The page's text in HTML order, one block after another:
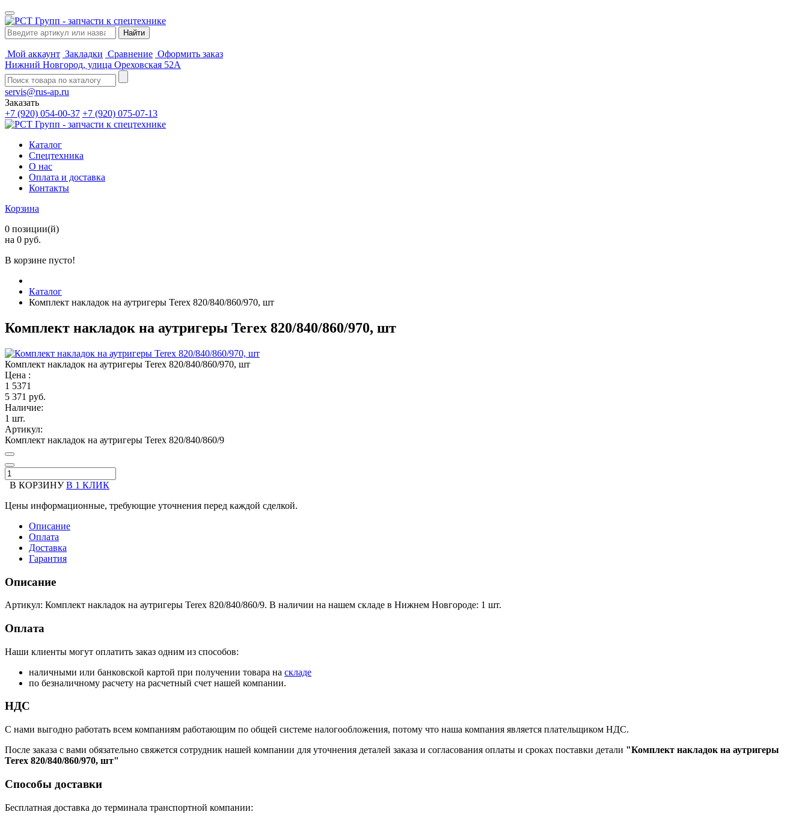
Мой аккаунт Закладки Сравнение Оформить заказ
Нижний Новгород, улица Ореховская 52А
servis@rus-ap.ru
Заказать
+7 (920) 054-00-37 +7 (920) 075-07-13
Каталог
Спецтехника
О нас
Оплата и доставка
Контакты
Корзина
0 позиции(й)
на 0 руб.
В корзине пусто!
Каталог
Комплект накладок на аутригеры Terex 820/840/860/970, шт
Комплект накладок на аутригеры Terex 820/840/860/970, шт
Комплект накладок на аутригеры Terex 820/840/860/970, шт
Цена :
1 5371
5 371 руб.
Наличие:
1 шт.
Артикул:
Комплект накладок на аутригеры Terex 820/840/860/9
В КОРЗИНУ В 1 КЛИК
Цены информационные, требующие уточнения перед каждой сделкой.
Описание
Оплата
Доставка
Гарантия
Описание
Артикул: Комплект накладок на аутригеры Terex 820/840/860/9. В наличии на нашем складе в Нижнем Новгороде: 1 шт.
Оплата
Наши клиенты могут оплатить заказ одним из способов:
наличными или банковской картой при получении товара на складе
по безналичному расчету на расчетный счет нашей компании.
НДС
С нами выгодно работать всем компаниям работающим по общей системе налогообложения, потому что наша компания является плательщиком НДС.
После заказа с вами обязательно свяжется сотрудник нашей компании для уточнения деталей заказа и согласования оплаты и сроках поставки детали "Комплект накладок на аутригеры
Terex 820/840/860/970, шт"
Способы доставки
Бесплатная доставка до терминала транспортной компании: